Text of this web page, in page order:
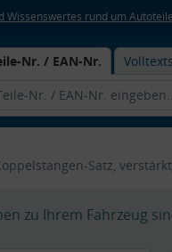
Wissenswertes rund um Autoteile
Nr. / EAN-Nr.
Satz,
zu Ihrem Fahrzeug